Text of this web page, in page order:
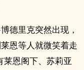
德里克突然出现，
恩等人就微笑着走
莱恩阁下、苏莉亚